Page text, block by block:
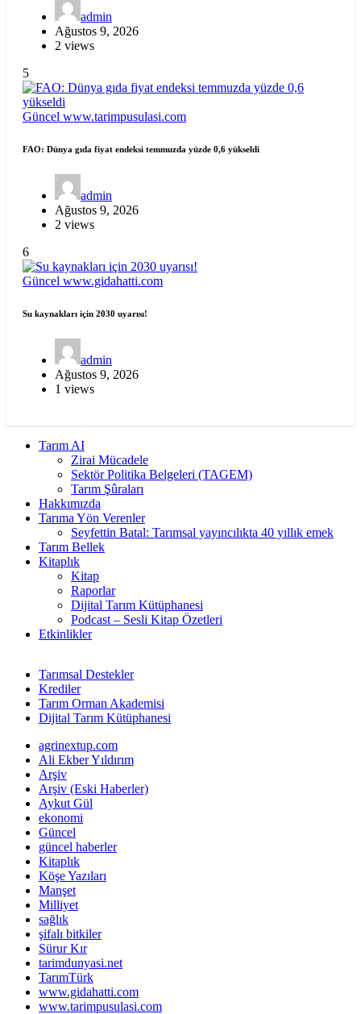
admin
Ağustos 9, 2026
2 views
5
Güncel www.tarimpusulasi.com
FAO: Dünya gıda fiyat endeksi temmuzda yüzde 0,6 yükseldi
admin
Ağustos 9, 2026
2 views
6
Güncel www.gidahatti.com
Su kaynakları için 2030 uyarısı!
admin
Ağustos 9, 2026
1 views
Tarım AI
Zirai Mücadele
Sektör Politika Belgeleri (TAGEM)
Tarım Şûraları
Hakkımızda
Tarıma Yön Verenler
Seyfettin Batal: Tarımsal yayıncılıkta 40 yıllık emek
Tarım Bellek
Kitaplık
Kitap
Raporlar
Dijital Tarım Kütüphanesi
Podcast – Sesli Kitap Özetleri
Etkinlikler
Tarımsal Destekler
Krediler
Tarım Orman Akademisi
Dijital Tarım Kütüphanesi
agrinextup.com
Ali Ekber Yıldırım
Arşiv
Arşiv (Eski Haberler)
Aykut Gül
ekonomi
Güncel
güncel haberler
Kitaplık
Köşe Yazıları
Manşet
Milliyet
sağlık
şifalı bitkiler
Sürur Kır
tarimdunyasi.net
TarımTürk
www.gidahatti.com
www.tarimpusulasi.com